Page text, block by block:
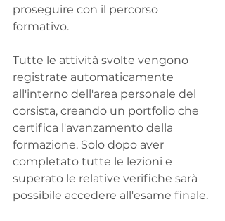
proseguire con il percorso
formativo.
Tutte le attività svolte vengono
registrate automaticamente
all'interno dell'area personale del
corsista, creando un portfolio che
certifica l'avanzamento della
formazione. Solo dopo aver
completato tutte le lezioni e
superato le relative verifiche sarà
possibile accedere all'esame finale.